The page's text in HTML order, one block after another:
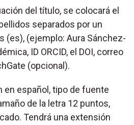
del título, se colocará el
separados por un
(es), (ejemplo: Aura Sánchez-
ID ORCID, el DOI, correo
(opcional).
en español, tipo de fuente
de la letra 12 puntos,
Tendrá una extensión